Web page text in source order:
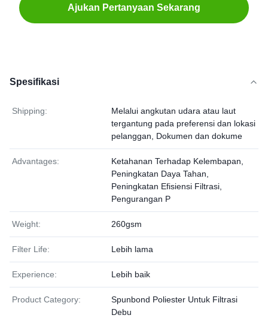
Ajukan Pertanyaan Sekarang
Spesifikasi
Shipping:
Melalui angkutan udara atau laut
tergantung pada preferensi dan lokasi
pelanggan, Dokumen dan dokume
Advantages:
Ketahanan Terhadap Kelembapan,
Peningkatan Daya Tahan,
Peningkatan Efisiensi Filtrasi,
Pengurangan P
Weight: 260gsm
Filter Life: Lebih lama
Experience: Lebih baik
Product Category:
Spunbond Poliester Untuk Filtrasi
Debu